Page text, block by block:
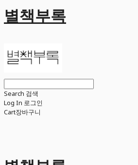
별책부록
Search 검색
Log In 로그인
Cart장바구니